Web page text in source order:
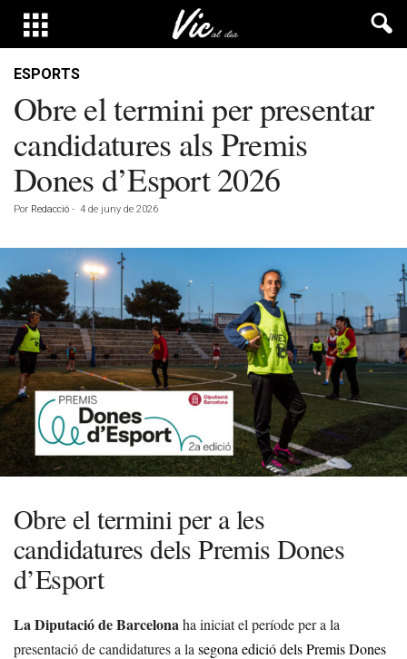
ESPORTS
Obre el termini per presentar
candidatures als Premis
Dones d’Esport 2026
Por Redacció - 4 de juny de 2026
Obre el termini per a les
candidatures dels Premis Dones
d’Esport
La Diputació de Barcelonaha iniciat el període per a la
presentació de candidatures a la segona edició dels Premis Dones